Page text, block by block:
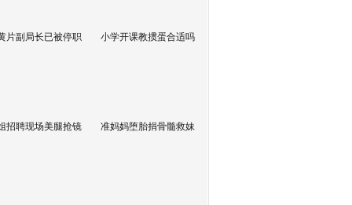
片副局长已被停职 小学开课教掼蛋合适吗
招聘现场美腿抢镜 准妈妈堕胎捐骨髓救妹